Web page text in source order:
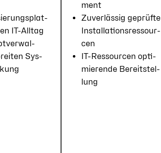
IT-All­tag
Sys­
ment
Zuver­lässig ge­prüf­te
In­stal­la­tions­res­sour­
cen
IT-Ressour­cen op­ti­
mie­ren­de Be­reit­stel­
lung